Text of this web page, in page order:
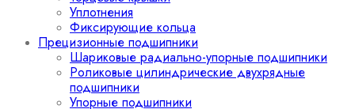
Уплотнения
Фиксирующие кольца
Прецизионные подшипники
Шариковые радиально-упорные подшипники
Роликовые цилиндрические двухрядные
подшипники
Упорные подшипники